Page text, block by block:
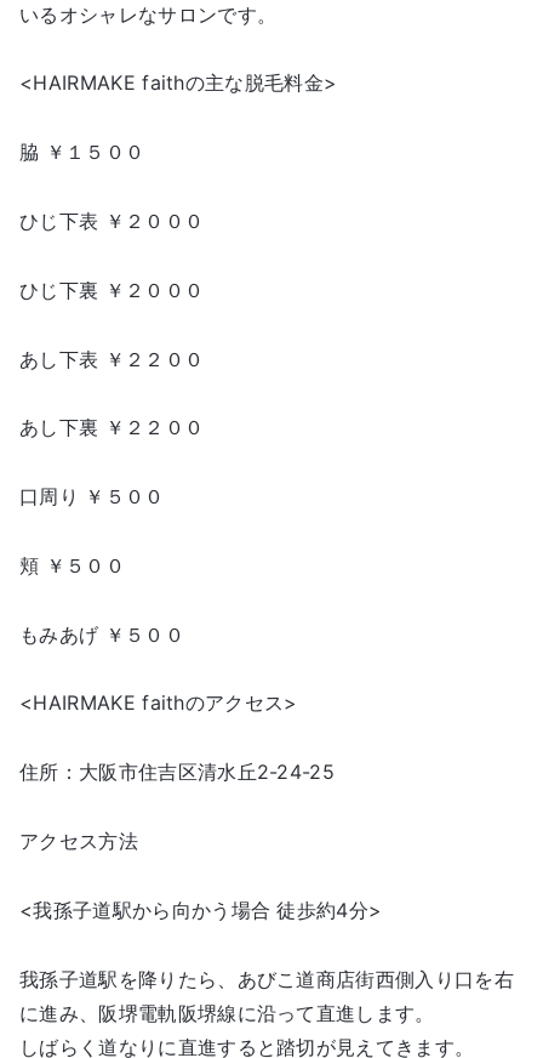
いるオシャレなサロンです。
<HAIRMAKE faithの主な脱毛料金>
脇 ￥１５００
ひじ下表 ￥２０００
ひじ下裏 ￥２０００
あし下表 ￥２２００
あし下裏 ￥２２００
口周り ￥５００
頬 ￥５００
もみあげ ￥５００
<HAIRMAKE faithのアクセス>
住所：大阪市住吉区清水丘2-24-25
アクセス方法
<我孫子道駅から向かう場合 徒歩約4分>
我孫子道駅を降りたら、あびこ道商店街西側入り口を右
に進み、阪堺電軌阪堺線に沿って直進します。
しばらく道なりに直進すると踏切が見えてきます。